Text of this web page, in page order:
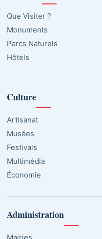
Que Visiter ?
Monuments
Parcs Naturels
Hôtels
Culture
Artisanat
Musées
Festivals
Multimédia
Économie
Administration
Mairies